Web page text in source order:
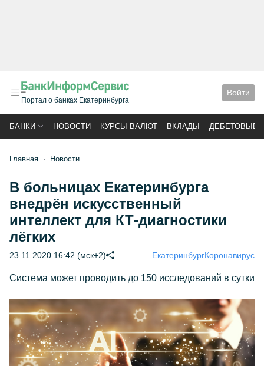
Портал о банках Екатеринбурга
Войти
БАНКИ НОВОСТИ КУРСЫ ВАЛЮТ ВКЛАДЫ ДЕБЕТОВЫЕ
Главная Новости
В больницах Екатеринбурга
внедрён искусственный
интеллект для КТ-диагностики
лёгких
23.11.2020 16:42 (мск+2) ЕкатеринбургКоронавирус
Система может проводить до 150 исследований в сутки